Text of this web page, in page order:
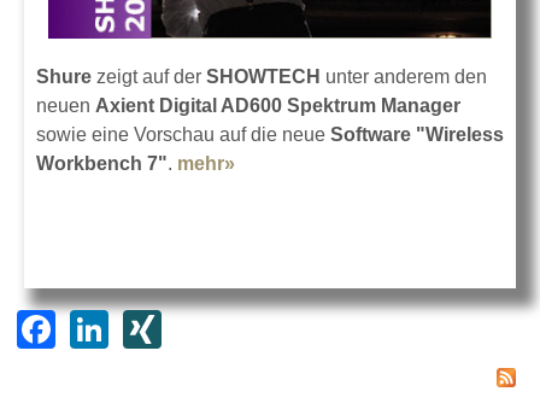
Shure zeigt auf der SHOWTECH unter anderem den
neuen Axient Digital AD600 Spektrum Manager
sowie eine Vorschau auf die neue Software "Wireless
Workbench 7". mehr»
F
Li XI